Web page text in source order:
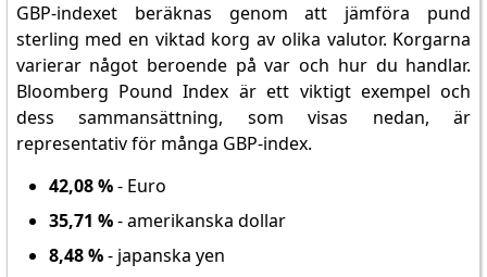
GBP-indexet beräknas genom att jämföra pund
sterling med en viktad korg av olika valutor. Korgarna
varierar något beroende på var och hur du handlar.
Bloomberg Pound Index är ett viktigt exempel och
dess sammansättning, som visas nedan, är
representativ för många GBP-index.
42,08 %- Euro
35,71 %- amerikanska dollar
8,48 %- japanska yen